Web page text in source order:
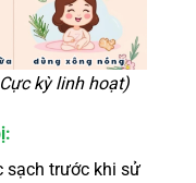
kỳ linh hoạt)
sạch trước khi sử